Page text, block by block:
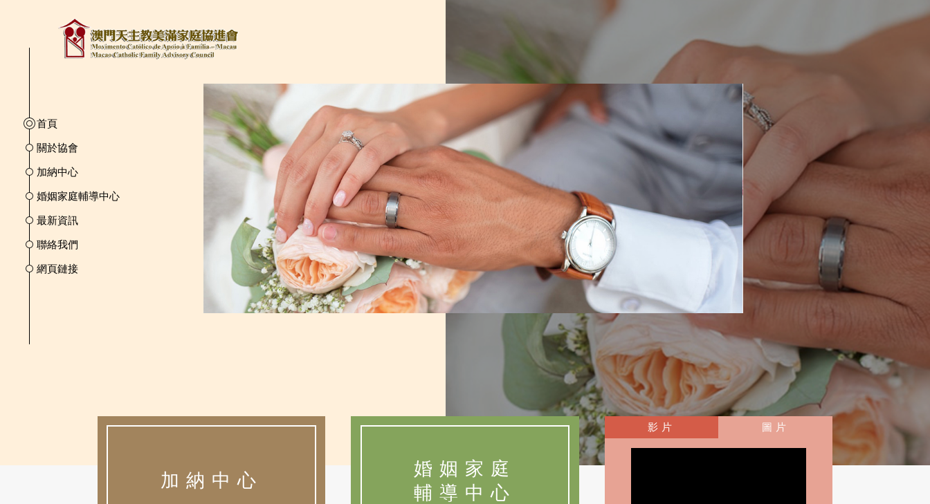
首頁
關於協會
加納中心
婚姻家庭輔導中心
最新資訊
聯絡我們
網頁鏈接
加納中心
婚姻家庭
輔導中心
影片 圖片